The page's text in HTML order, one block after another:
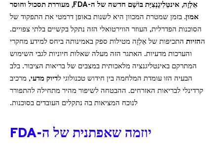
אֵלְזָה, אינטֵלִיגֶנְצִיַּת בּוֹשָׁם חדשה של ה-FDA, מעוררת תסכול וחוסר
אמון. בזמן שמטרת המכוון היא לשנות באופן דרמטי את התפקוד של
הסוכנות הפדרלית, העוזר הווירטואלי הזה נתקל בקשיים בלתי צפויים.
ההזיות התכיפות של אֵלְזָה מטילות ספק באמינותה ביחס למידע מחקרי
והערכות מדעיות. האתגר הזה מעלה שאלות חיוניות לגבי השימוש
המתרקם באינטליגנציה מלאכותית במצבים של בריאות הציבור. בלב
הבעיה הזו עומדת המלחמה בין חידוש טכנולוגי לדיוק מדעי, מרכיב
קרדינלי לבריאות האזרחים. ההבטחה לשיפור מהיר מתחילה להתפורר
לנוכח המציאות בה נתקלים העובדים בסוכנות.
יוזמה שאפתנית של ה-FDA